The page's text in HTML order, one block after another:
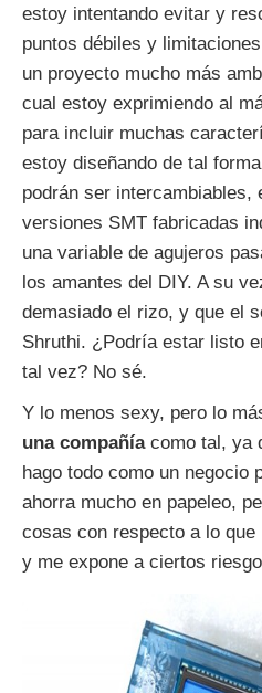
estoy intentando evitar y
puntos débiles y
un proyecto mucho más
cual estoy exprimiendo al
para incluir muchas
estoy diseñando de tal
podrán ser intercambiables,
versiones SMT fabricadas
una variable de agujeros
los amantes del DIY. A su
demasiado el rizo, y que el
Shruthi. ¿Podría estar listo
tal vez? No sé.
Y lo menos sexy, pero lo
una compañíacomo tal, ya
hago todo como un negocio
ahorra mucho en papeleo,
cosas con respecto a lo que
y me expone a ciertos